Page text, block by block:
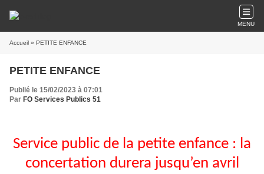
MENU
Accueil » PETITE ENFANCE
PETITE ENFANCE
Publié le 15/02/2023 à 07:01
Par FO Services Publics 51
Service public de la petite enfance : la
concertation durera jusqu’en avril